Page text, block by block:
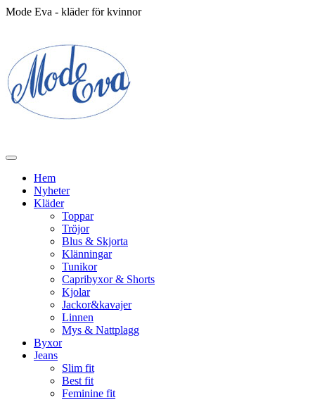
Mode Eva - kläder för kvinnor
Hem
Nyheter
Kläder
Toppar
Tröjor
Blus & Skjorta
Klänningar
Tunikor
Capribyxor & Shorts
Kjolar
Jackor&kavajer
Linnen
Mys & Nattplagg
Byxor
Jeans
Slim fit
Best fit
Feminine fit